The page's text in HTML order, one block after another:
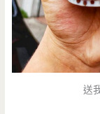
送